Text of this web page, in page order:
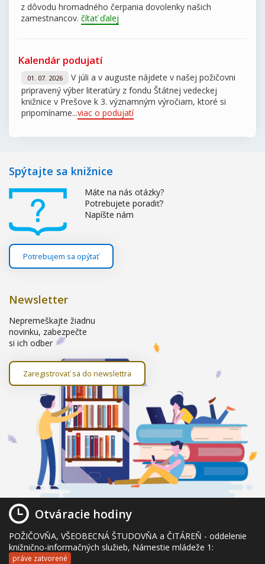
z dôvodu hromadného čerpania dovolenky našich
zamestnancov. čítať ďalej
Kalendár podujatí
01. 07. 2026
V júli a v auguste nájdete v našej požičovni
pripravený výber literatúry z fondu Štátnej vedeckej
knižnice v Prešove k 3. významným výročiam, ktoré si
pripomíname...viac o podujatí
Spýtajte sa knižnice
Máte na nás otázky?
Potrebujete poradiť?
Napíšte nám
Potrebujem sa opýtať
Newsletter
Nepremeškajte žiadnu
novinku, zabezpečte
si ich odber
Zaregistrovať sa do newslettra
Otváracie hodiny
POŽIČOVŇA, VŠEOBECNÁ ŠTUDOVŇA a ČITÁREŇ - oddelenie
knižnično-informačných služieb, Námestie mládeže 1:
práve zatvorené